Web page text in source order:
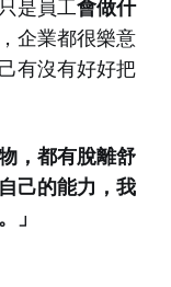
是員工會做什
企業都很樂意
有沒有好好把
，都有脫離舒
己的能力，我
」